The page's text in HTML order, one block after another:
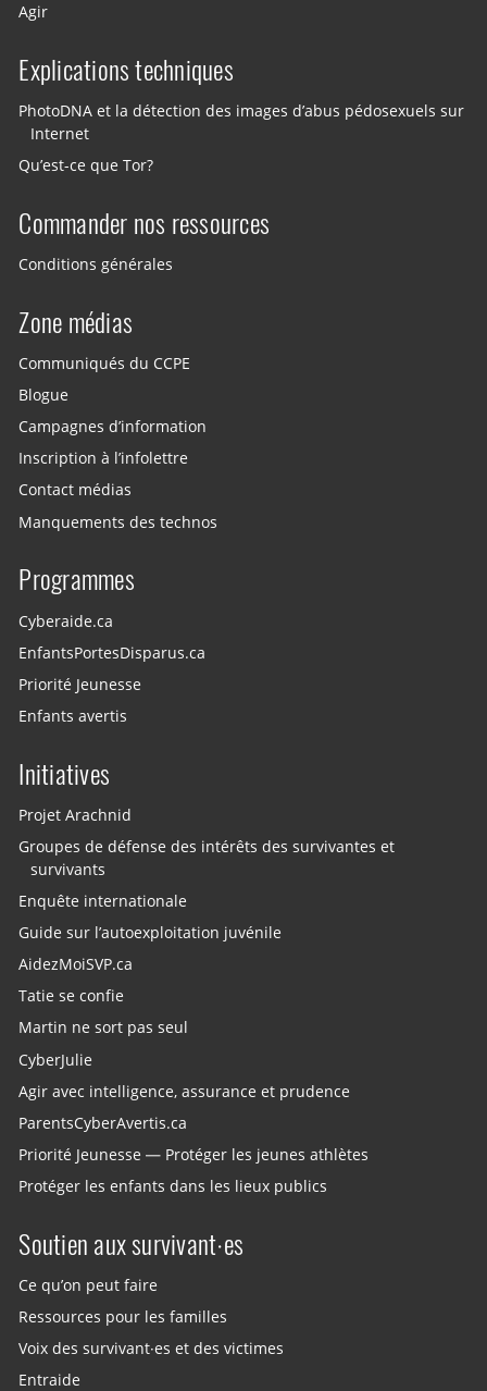
Agir
Explications techniques
PhotoDNA et la détection des images d’abus pédosexuels sur
Internet
Qu’est-ce que Tor?
Commander nos ressources
Conditions générales
Zone médias
Communiqués du CCPE
Blogue
Campagnes d’information
Inscription à l’infolettre
Contact médias
Manquements des technos
Programmes
Cyberaide.ca
EnfantsPortesDisparus.ca
Priorité Jeunesse
Enfants avertis
Initiatives
Projet Arachnid
Groupes de défense des intérêts des survivantes et
survivants
Enquête internationale
Guide sur l’autoexploitation juvénile
AidezMoiSVP.ca
Tatie se confie
Martin ne sort pas seul
CyberJulie
Agir avec intelligence, assurance et prudence
ParentsCyberAvertis.ca
Priorité Jeunesse — Protéger les jeunes athlètes
Protéger les enfants dans les lieux publics
Soutien aux survivant·es
Ce qu’on peut faire
Ressources pour les familles
Voix des survivant·es et des victimes
Entraide